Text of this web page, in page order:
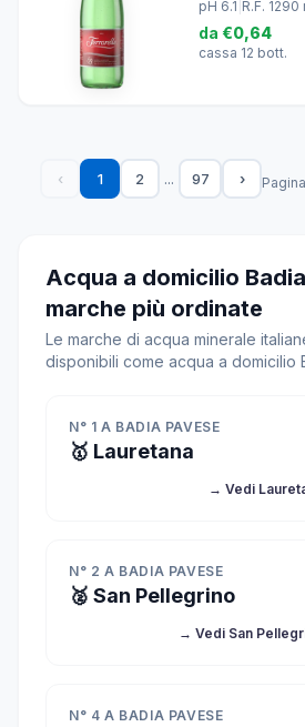
pH 6.1 R.F. 1290
da €0,64
cassa 12 bott.
‹ 1 2 ... 97 ›
Acqua a domicilio
marche più ordinate
Le marche di acqua minerale
disponibili come acqua a domicilio
N° 1 A BADIA PAVESE
🥇 Lauretana
→ Vedi
N° 2 A BADIA PAVESE
🥈 San Pellegrino
→ Vedi San
N° 4 A BADIA PAVESE